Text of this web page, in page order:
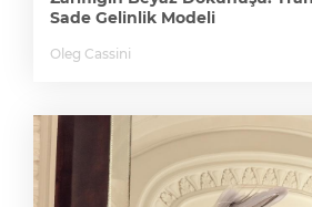
Sade Gelinlik Modeli
Oleg Cassini